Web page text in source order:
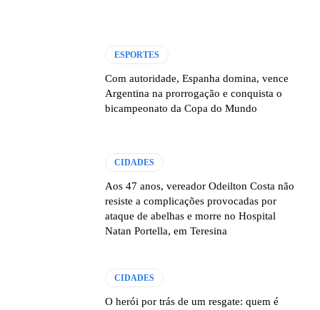
ESPORTES
Com autoridade, Espanha domina, vence
Argentina na prorrogação e conquista o
bicampeonato da Copa do Mundo
CIDADES
Aos 47 anos, vereador Odeilton Costa não
resiste a complicações provocadas por
ataque de abelhas e morre no Hospital
Natan Portella, em Teresina
CIDADES
O herói por trás de um resgate: quem é